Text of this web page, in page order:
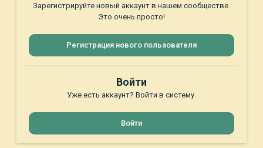
Зарегистрируйте новый аккаунт в нашем сообществе.
Это очень просто!
Регистрация нового пользователя
Войти
Уже есть аккаунт? Войти в систему.
Войти